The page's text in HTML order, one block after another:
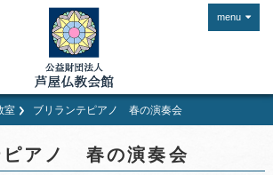
menu
室 ブリランテピアノ 春の演奏会
ピアノ 春の演奏会